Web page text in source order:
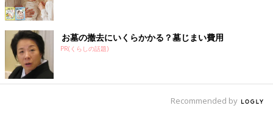
お墓の撤去にいくらかかる？墓じまい費用
PR(くらしの話題)
Recommended by